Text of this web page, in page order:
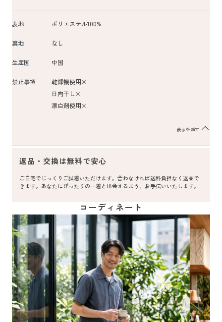
表地 ポリエステル100%
裏地 なし
生産国 中国
禁止事項
乾燥機使用×
日向干し×
漂白剤使用×
表示を隠す
返品・交換は無料で安心
ご自宅でじっくりご試着いただけます。合わなければ送料負担なく返品で
きます。あなたにぴったりの一着と出会えるよう、お手伝いいたします。
コーディネート